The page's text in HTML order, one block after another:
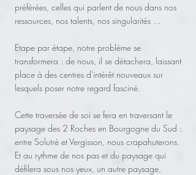
préférées, celles qui parlent de nous dans nos
ressources, nos talents, nos singularités ...
Etape par étape, notre problème se
transformera : de nous, il se détachera, laissant
place à des centres d'intérêt nouveaux sur
lesquels poser notre regard fasciné.
Cette traversée de soi se fera en traversant le
paysage des 2 Roches en Bourgogne du Sud :
entre Solutré et Vergisson, nous crapahuterons.
Et au rythme de nos pas et du paysage qui
défilera sous nos yeux, un autre paysage,